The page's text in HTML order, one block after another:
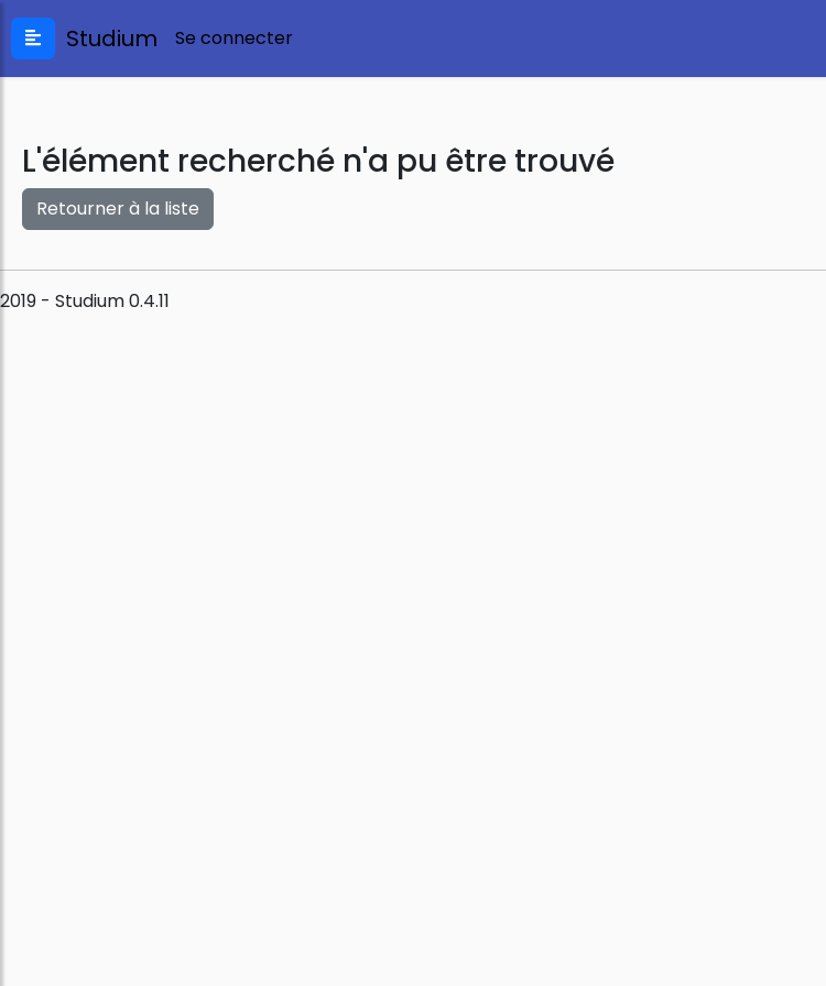
Studium Se connecter
L'élément recherché n'a pu être trouvé
Retourner à la liste
2019 - Studium 0.4.11